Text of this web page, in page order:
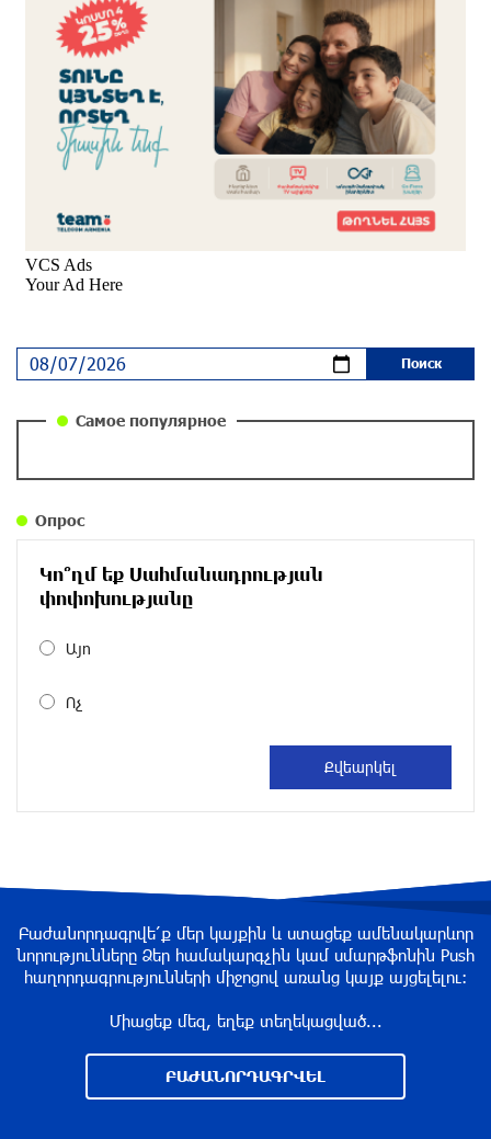
30 дней назад
Вопрос об аресте Чалабяна дошел до
Европейского парламента: «Паст»
около одного месяца назад
и чего на самом деле ожидает общество?
парламентского бойкота оппозиции - пустая
повестка дня? «Паст»
около одного месяца назад
Размик Марукян стал обладателем бронзовой
избежать энергодефицита в Армении: Алексей
около одного месяца назад
На автодороге Ереван-Севан произошел
около одного месяца назад
Оппозиция Грузии отказалась от мандатов и
Самое популярное
Опрос
Կո՞ղմ եք Սահմանադրության
փոփոխությանը
Այո
Ոչ
Բաժանորդագրվե՛ք մեր կայքին և ստացեք ամենակարևոր
նորությունները Ձեր համակարգչին կամ սմարթֆոնին Push
հաղորդագրությունների միջոցով առանց կայք այցելելու։
Միացեք մեզ, եղեք տեղեկացված...
ԲԱԺԱՆՈՐԴԱԳՐՎԵԼ